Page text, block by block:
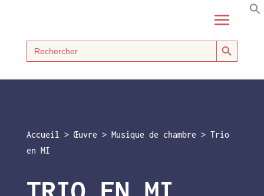
Search
for:
Search Button
Accueil > Œuvre> Musique de chambre> Trio
en MI